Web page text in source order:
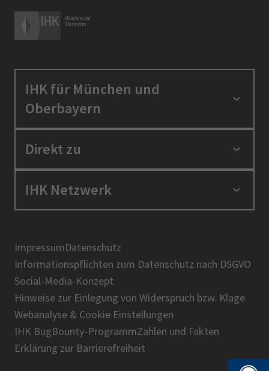
IHK für München und
Oberbayern
Standortpolitik
Berufszugang
Über uns
Direkt zu
Positionen
Presse
IHK-Magazin
IHK Netzwerk
BIHK
DIHK
AHK
IHK-Standortportal Bayern
ImpressumDatenschutz
Informationspflichten zum Datenschutz nach DSGVO
Social-Media-Konzept
Hinweise zur Einlegung von Widerspruch bzw. Klage
Webanalyse & Cookie Einstellungen
IHK BugBounty-ProgrammZahlen und Fakten
Erklärung zur Barrierefreiheit